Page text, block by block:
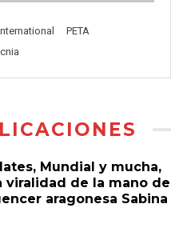
PETA
Mundial y mucha,
viralidad de la mano de
aragonesa Sabina